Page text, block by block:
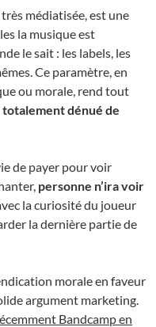
médiatisée, est une
la musique est
le sait : les labels, les
Ce paramètre, en
ou morale, rend tout
totalement dénué de
de payer pour voir
personne n’ira voir
la curiosité du joueur
la dernière partie de
morale en faveur
argument marketing.
Bandcamp en